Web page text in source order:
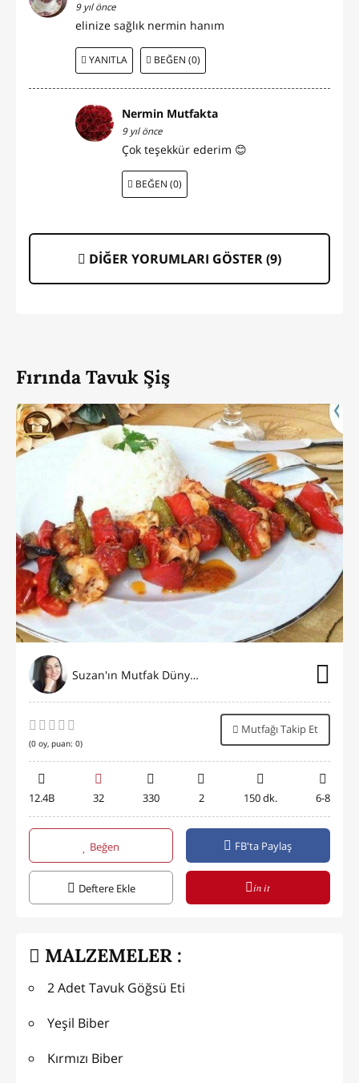
9 yıl önce
elinize sağlık nermin hanım
YANITLA BEĞEN (0)
Nermin Mutfakta
9 yıl önce
Çok teşekkür ederim 😊
BEĞEN (0)
DİĞER YORUMLARI GÖSTER (9)
Fırında Tavuk Şiş
Suzan'ın Mutfak Dünyası
(0 oy, puan: 0)
Mutfağı Takip Et
12.4B 32 330 2 150 dk. 6-8
Beğen FB'ta Paylaş
Deftere Ekle in it
MALZEMELER :
2 Adet Tavuk Göğsü Eti
Yeşil Biber
Kırmızı Biber